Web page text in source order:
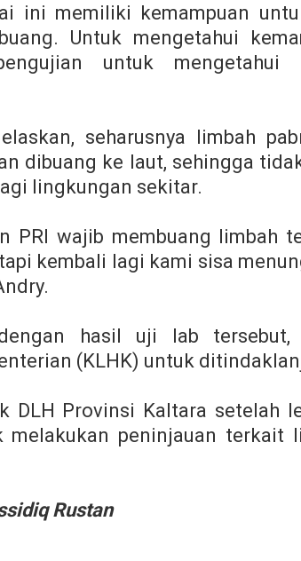
ini memiliki kemampuan
Untuk mengetahui
untuk mengetahui
seharusnya limbah
dibuang ke laut, sehingga
lingkungan sekitar.
PRI wajib membuang limbah
kembali lagi kami sisa
hasil uji lab tersebut,
(KLHK) untuk
DLH Provinsi Kaltara setelah
peninjauan terkait
Rustan